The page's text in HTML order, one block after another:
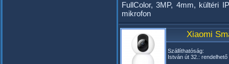
FullColor, 3MP, 4mm, kültéri
mikrofon
Xiaomi
Szállíthatóság:
István út 32.: rendelhető